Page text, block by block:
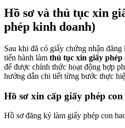
Hồ sơ và thủ tục xin
phép kinh doanh)
Sau khi đã có giấy chứng nhận
tiến hành làm thủ tục xin giấy phép
để được chính thức hoạt động hợp
hướng dẫn chi tiết từng bước thực
Hồ sơ xin cấp giấy phép con
Hồ sơ đăng ký làm giấy phép con